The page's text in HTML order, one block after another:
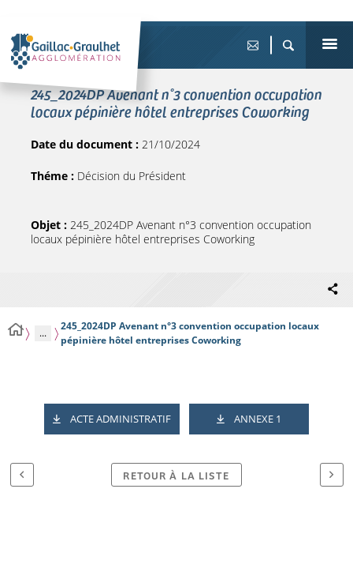
245_2024DP Avenant n°3 convention occupation
locaux pépinière hôtel entreprises Coworking
Date du document : 21/10/2024
Théme : Décision du Président
Objet : 245_2024DP Avenant n°3 convention occupation
locaux pépinière hôtel entreprises Coworking
...
245_2024DP Avenant n°3 convention occupation locaux
pépinière hôtel entreprises Coworking
ACTE ADMINISTRATIF ANNEXE 1
RETOUR À LA LISTE